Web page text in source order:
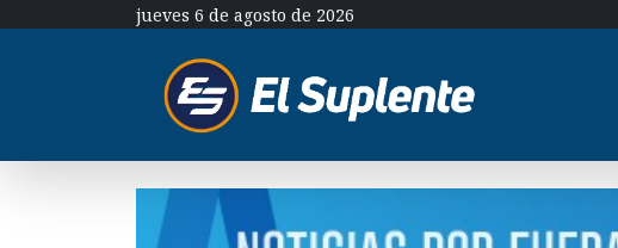
jueves 6 de agosto de 2026